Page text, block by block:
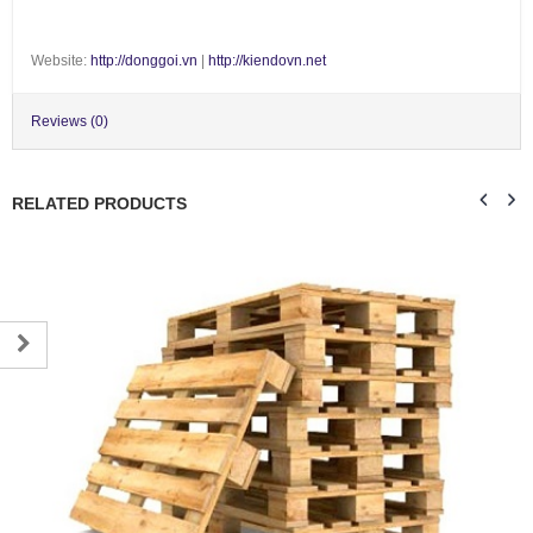
Website: http://donggoi.vn http://kiendovn.net
Reviews (0)
RELATED PRODUCTS